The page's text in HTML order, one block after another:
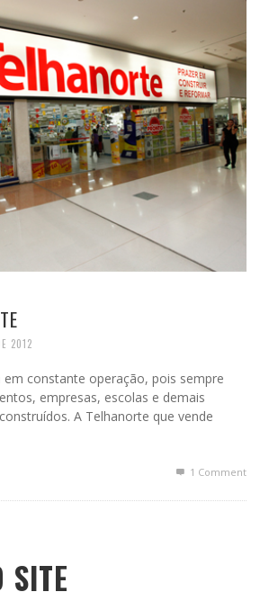
2012
constante operação, pois sempre
empresas, escolas e demais
A Telhanorte que vende
1 Comment
SITE